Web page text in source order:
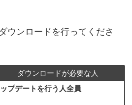
ウンロードを行ってくださ
ダウンロードが必要な人
プデートを行う人全員